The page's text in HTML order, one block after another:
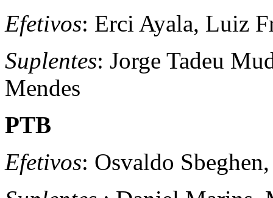
Efetivos: Erci Ayala, Luiz
Suplentes: Jorge Tadeu
Mendes
PTB
Efetivos: Osvaldo